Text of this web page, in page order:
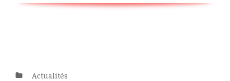
Catégories
Actualités